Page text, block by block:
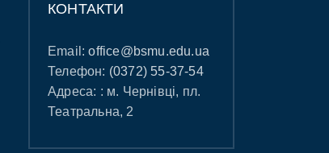
КОНТАКТИ
Email:office@bsmu.edu.ua
Телефон: (0372) 55-37-54
Адреса: : м. Чернівці, пл.
Театральна, 2